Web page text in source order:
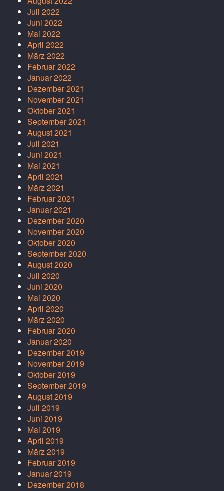
Juli 2022
Juni 2022
Mai 2022
April 2022
März 2022
Februar 2022
Januar 2022
Dezember 2021
November 2021
Oktober 2021
September 2021
August 2021
Juli 2021
Juni 2021
Mai 2021
April 2021
März 2021
Februar 2021
Januar 2021
Dezember 2020
November 2020
Oktober 2020
September 2020
August 2020
Juli 2020
Juni 2020
Mai 2020
April 2020
März 2020
Februar 2020
Januar 2020
Dezember 2019
November 2019
Oktober 2019
September 2019
August 2019
Juli 2019
Juni 2019
Mai 2019
April 2019
März 2019
Februar 2019
Januar 2019
Dezember 2018